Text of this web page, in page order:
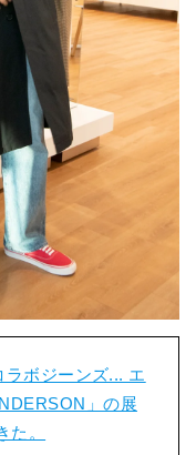
ボジーンズ... エ
」の展
。